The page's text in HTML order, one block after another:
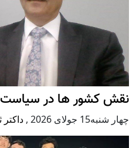
نقش کشور ها در سیاست
چهار شنبه15 جولای 2026 , داکتر